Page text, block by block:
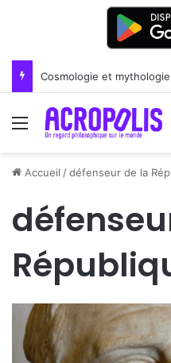
Renoir : la peinture
Menu
Accueil /défenseur de la